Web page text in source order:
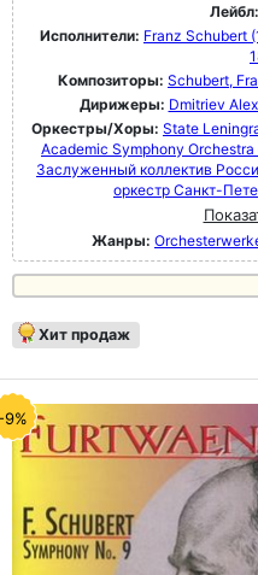
Лейбл:
Исполнители: Franz Schubert
Композиторы: Schubert,
Дирижеры: Dmitriev
Оркестры/Хоры: State
Academic Symphony
Заслуженный коллектив
оркестр Санкт-
Жанры:
Хит продаж
9%